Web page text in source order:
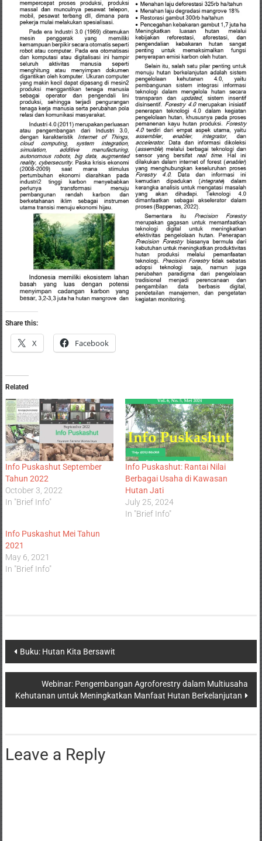
Share this:
X Facebook
Related
Info Puskashut September
Tahun 2022
October 3, 2022
In "Brief Info"
Info Puskashut: Rantai Nilai
Berbagai Usaha di Kawasan
Hutan Jati
July 25, 2024
In "Brief Info"
Info Puskashut Mei Tahun
2021
May 6, 2021
In "Brief Info"
Buku: Hutan Kita Bersawit
Webinar: Pengembangan Agroforestry dalam Multiusaha
Kehutanan untuk Meningkatkan Manfaat Hutan Berkelanjutan
Leave a Reply